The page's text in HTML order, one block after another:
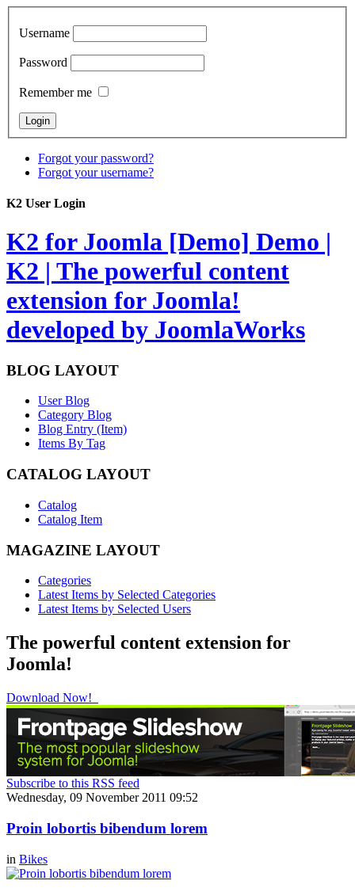
Username
Password
Remember me
Forgot your password?
Forgot your username?
K2 User Login
K2 for Joomla [Demo] Demo |
K2 | The powerful content
extension for Joomla!
developed by JoomlaWorks
BLOG LAYOUT
User Blog
Category Blog
Blog Entry (Item)
Items By Tag
CATALOG LAYOUT
Catalog
Catalog Item
MAGAZINE LAYOUT
Categories
Latest Items by Selected Categories
Latest Items by Selected Users
The powerful content extension for
Joomla!
Download Now!
Subscribe to this RSS feed
Wednesday, 09 November 2011 09:52
Proin lobortis bibendum lorem
in Bikes